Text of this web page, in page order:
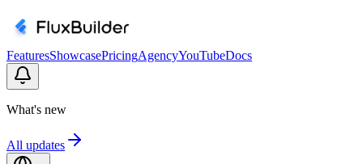
FeaturesShowcasePricingAgencyYouTubeDocs
What's new
All updates